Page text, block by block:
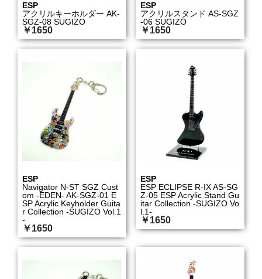
ESP
アクリルキーホルダー AK-
SGZ-08 SUGIZO
￥1650
ESP
アクリルスタンド AS-SGZ
-06 SUGIZO
￥1650
ESP
Navigator N-ST SGZ Cust
om -EDEN- AK-SGZ-01 E
SP Acrylic Keyholder Guita
r Collection -SUGIZO Vol.1
-
￥1650
ESP
ESP ECLIPSE R-IX AS-SG
Z-05 ESP Acrylic Stand Gu
itar Collection -SUGIZO Vo
l.1-
￥1650